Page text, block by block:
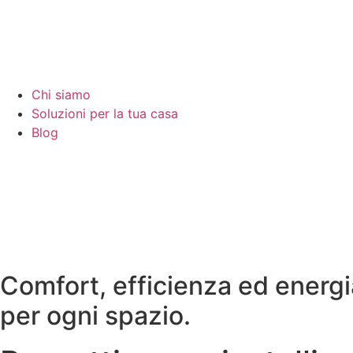
Chi siamo
Soluzioni per la tua casa
Blog
Comfort, efficienza ed
per ogni spazio.